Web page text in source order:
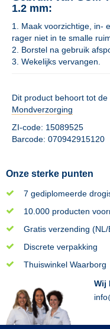
1.2 mm:
1. Maak voorzichtige, in-
rager niet in te smalle
2. Borstel na gebruik
3. Wekelijks vervangen.
Dit product behoort tot de
Mondverzorging
ZI-code: 15089525
Barcode: 070942915120
Onze sterke punten
7 gediplomeerde
10.000 producten
Gratis verzending
Discrete verpakking
Thuiswinkel Waarborg
Wij